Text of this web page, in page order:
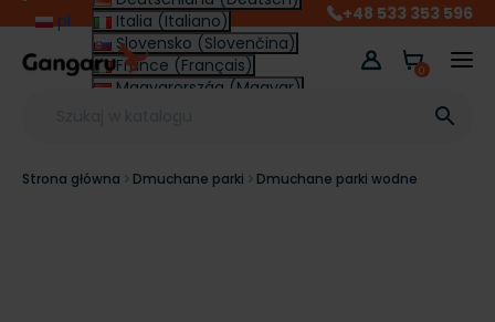
pl
Italia (Italiano)
Slovensko (Slovenčina)
France (Français)
Magyarország (Magyar)
+48 533 353 596

0
Strona główna Dmuchane parki Dmuchane parki wodne